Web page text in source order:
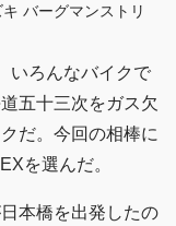
バーグマンストリ
いろんなバイクで
五十三次をガス欠
だ。今回の相棒に
を選んだ。
本橋を出発したの